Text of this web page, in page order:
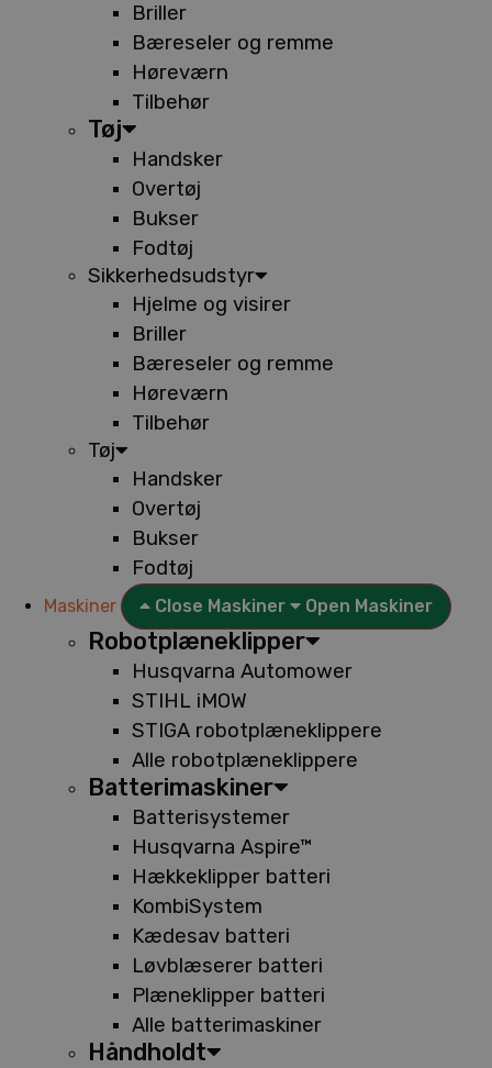
Briller
Bæreseler og remme
Høreværn
Tilbehør
Tøj
Handsker
Overtøj
Bukser
Fodtøj
Sikkerhedsudstyr
Hjelme og visirer
Briller
Bæreseler og remme
Høreværn
Tilbehør
Tøj
Handsker
Overtøj
Bukser
Fodtøj
Maskiner Close Maskiner Open Maskiner
Robotplæneklipper
Husqvarna Automower
STIHL iMOW
STIGA robotplæneklippere
Alle robotplæneklippere
Batterimaskiner
Batterisystemer
Husqvarna Aspire™
Hækkeklipper batteri
KombiSystem
Kædesav batteri
Løvblæserer batteri
Plæneklipper batteri
Alle batterimaskiner
Håndholdt